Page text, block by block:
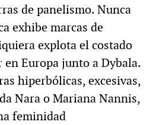
de panelismo. Nunca
exhibe marcas de
explota el costado
Europa junto a Dybala.
hiperbólicas, excesivas,
Nara o Mariana Nannis,
feminidad